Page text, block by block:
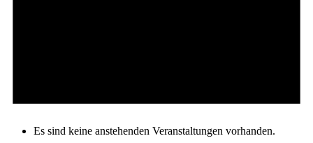
Es sind keine anstehenden Veranstaltungen vorhanden.